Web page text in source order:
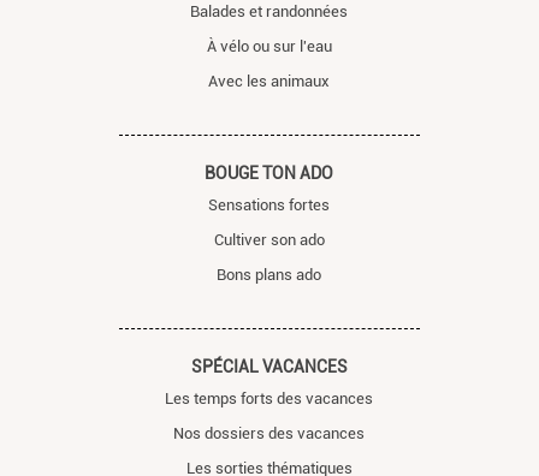
Balades et randonnées
À vélo ou sur l'eau
Avec les animaux
BOUGE TON ADO
Sensations fortes
Cultiver son ado
Bons plans ado
SPÉCIAL VACANCES
Les temps forts des vacances
Nos dossiers des vacances
Les sorties thématiques